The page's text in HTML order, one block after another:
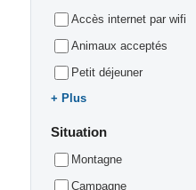
Accès internet par wifi
Animaux acceptés
Petit déjeuner
Plus
Situation
Montagne
Campagne